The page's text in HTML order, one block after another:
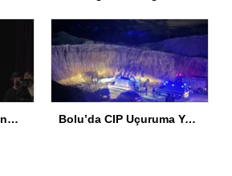
Kılıçdaroğlu: CHP Arınmak Zorunda Bolu’da CIP Uçuruma Yuvarlandı: 2 Ölü, 1 Yaralı